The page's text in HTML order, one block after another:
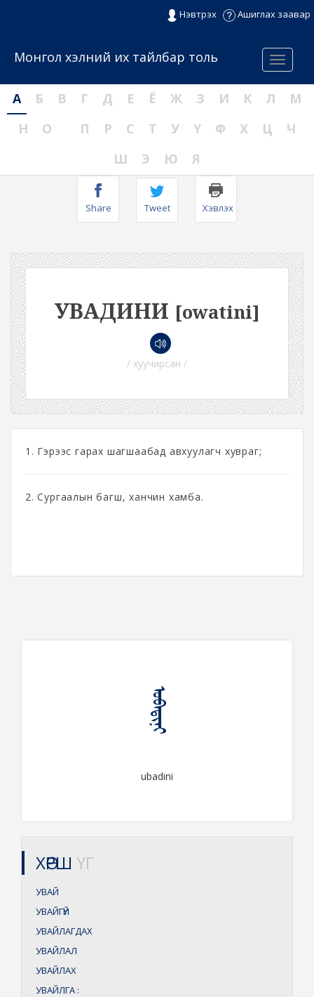
Нэвтрэх Ашиглах заавар
Menu
Монгол хэлний их тайлбар толь
А Б В Г Д Е Ё Ж З И К Л
М
Н
О П Р С Т У Ү Ф Х Ц
Ч
Ш
Э Ю Я
Share Tweet Хэвлэх
УВАДИНИ [owatini]
/ хуучирсан /
1. Гэрээс гарах шагшаабад авхуулагч хувраг;
2. Сургаалын багш, ханчин хамба.
ᠤᠪᠠᠳᠢᠨᠢ
ubadini
ХӨРШ ҮГ
УВАЙ
УВАЙГҮЙ
УВАЙЛАГДАХ
УВАЙЛАЛ
УВАЙЛАХ
УВАЙЛГА :